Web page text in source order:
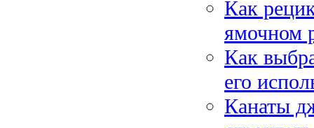
Как
ямочном
Как
его
Канаты